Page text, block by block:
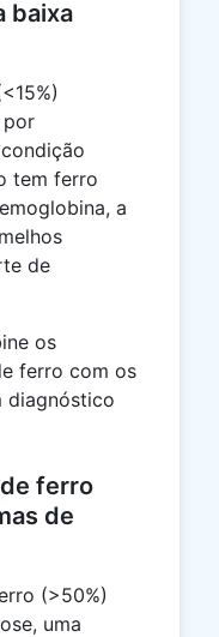
baixa
por
tem ferro
a
de
os
ferro com os
diagnóstico
ferro
de
(>50%)
uma